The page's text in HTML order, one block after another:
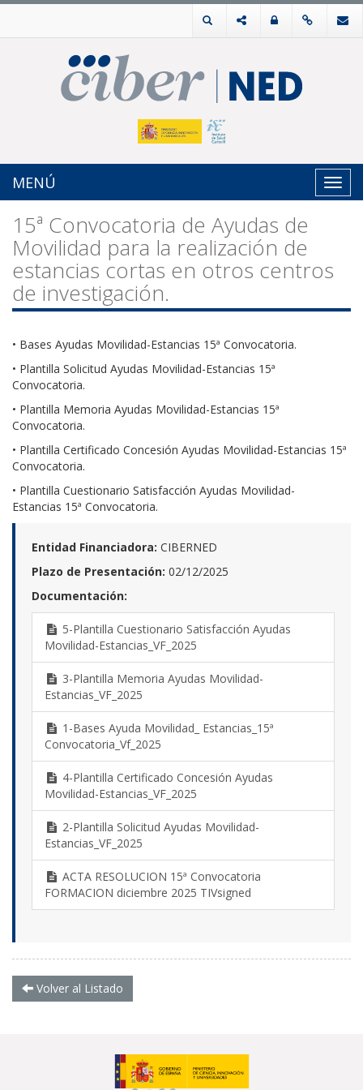
MENÚ
15ª Convocatoria de Ayudas de
Movilidad para la realización de
estancias cortas en otros centros
de investigación.
• Bases Ayudas Movilidad-Estancias 15ª Convocatoria.
• Plantilla Solicitud Ayudas Movilidad-Estancias 15ª
Convocatoria.
• Plantilla Memoria Ayudas Movilidad-Estancias 15ª
Convocatoria.
• Plantilla Certificado Concesión Ayudas Movilidad-Estancias 15ª
Convocatoria.
• Plantilla Cuestionario Satisfacción Ayudas Movilidad-
Estancias 15ª Convocatoria.
Entidad Financiadora: CIBERNED
Plazo de Presentación: 02/12/2025
Documentación:
5-Plantilla Cuestionario Satisfacción Ayudas
Movilidad-Estancias_VF_2025
3-Plantilla Memoria Ayudas Movilidad-
Estancias_VF_2025
1-Bases Ayuda Movilidad_ Estancias_15ª
Convocatoria_Vf_2025
4-Plantilla Certificado Concesión Ayudas
Movilidad-Estancias_VF_2025
2-Plantilla Solicitud Ayudas Movilidad-
Estancias_VF_2025
ACTA RESOLUCION 15ª Convocatoria
FORMACION diciembre 2025 TIVsigned
Volver al Listado